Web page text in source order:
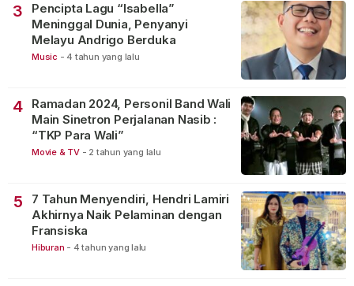
3
Pencipta Lagu “Isabella”
Meninggal Dunia, Penyanyi
Melayu Andrigo Berduka
Music - 4 tahun yang lalu
4
Ramadan 2024, Personil Band Wali
Main Sinetron Perjalanan Nasib :
“TKP Para Wali”
Movie & TV - 2 tahun yang lalu
5
7 Tahun Menyendiri, Hendri Lamiri
Akhirnya Naik Pelaminan dengan
Fransiska
Hiburan - 4 tahun yang lalu